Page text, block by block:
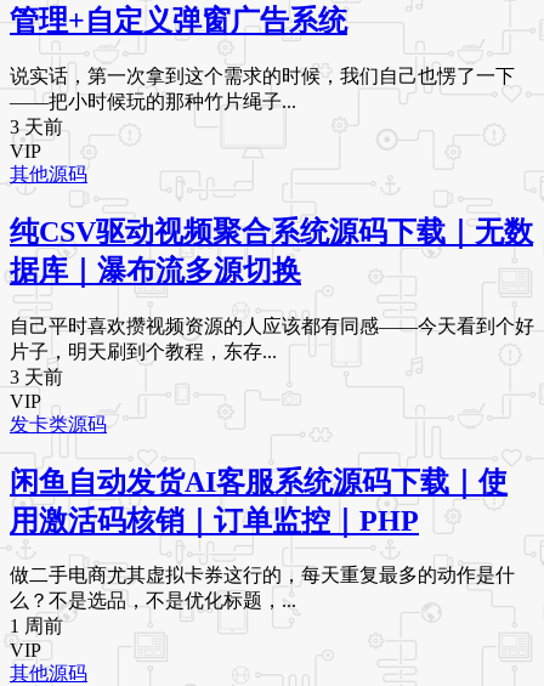
管理+自定义弹窗广告系统
说实话，第一次拿到这个需求的时候，我们自己也愣了一下
——把小时候玩的那种竹片绳子...
3 天前
VIP
其他源码
纯CSV驱动视频聚合系统源码下载｜无数
据库｜瀑布流多源切换
自己平时喜欢攒视频资源的人应该都有同感——今天看到个好
片子，明天刷到个教程，东存...
3 天前
VIP
发卡类源码
闲鱼自动发货AI客服系统源码下载｜使
用激活码核销｜订单监控｜PHP
做二手电商尤其虚拟卡券这行的，每天重复最多的动作是什
么？不是选品，不是优化标题，...
1 周前
VIP
其他源码